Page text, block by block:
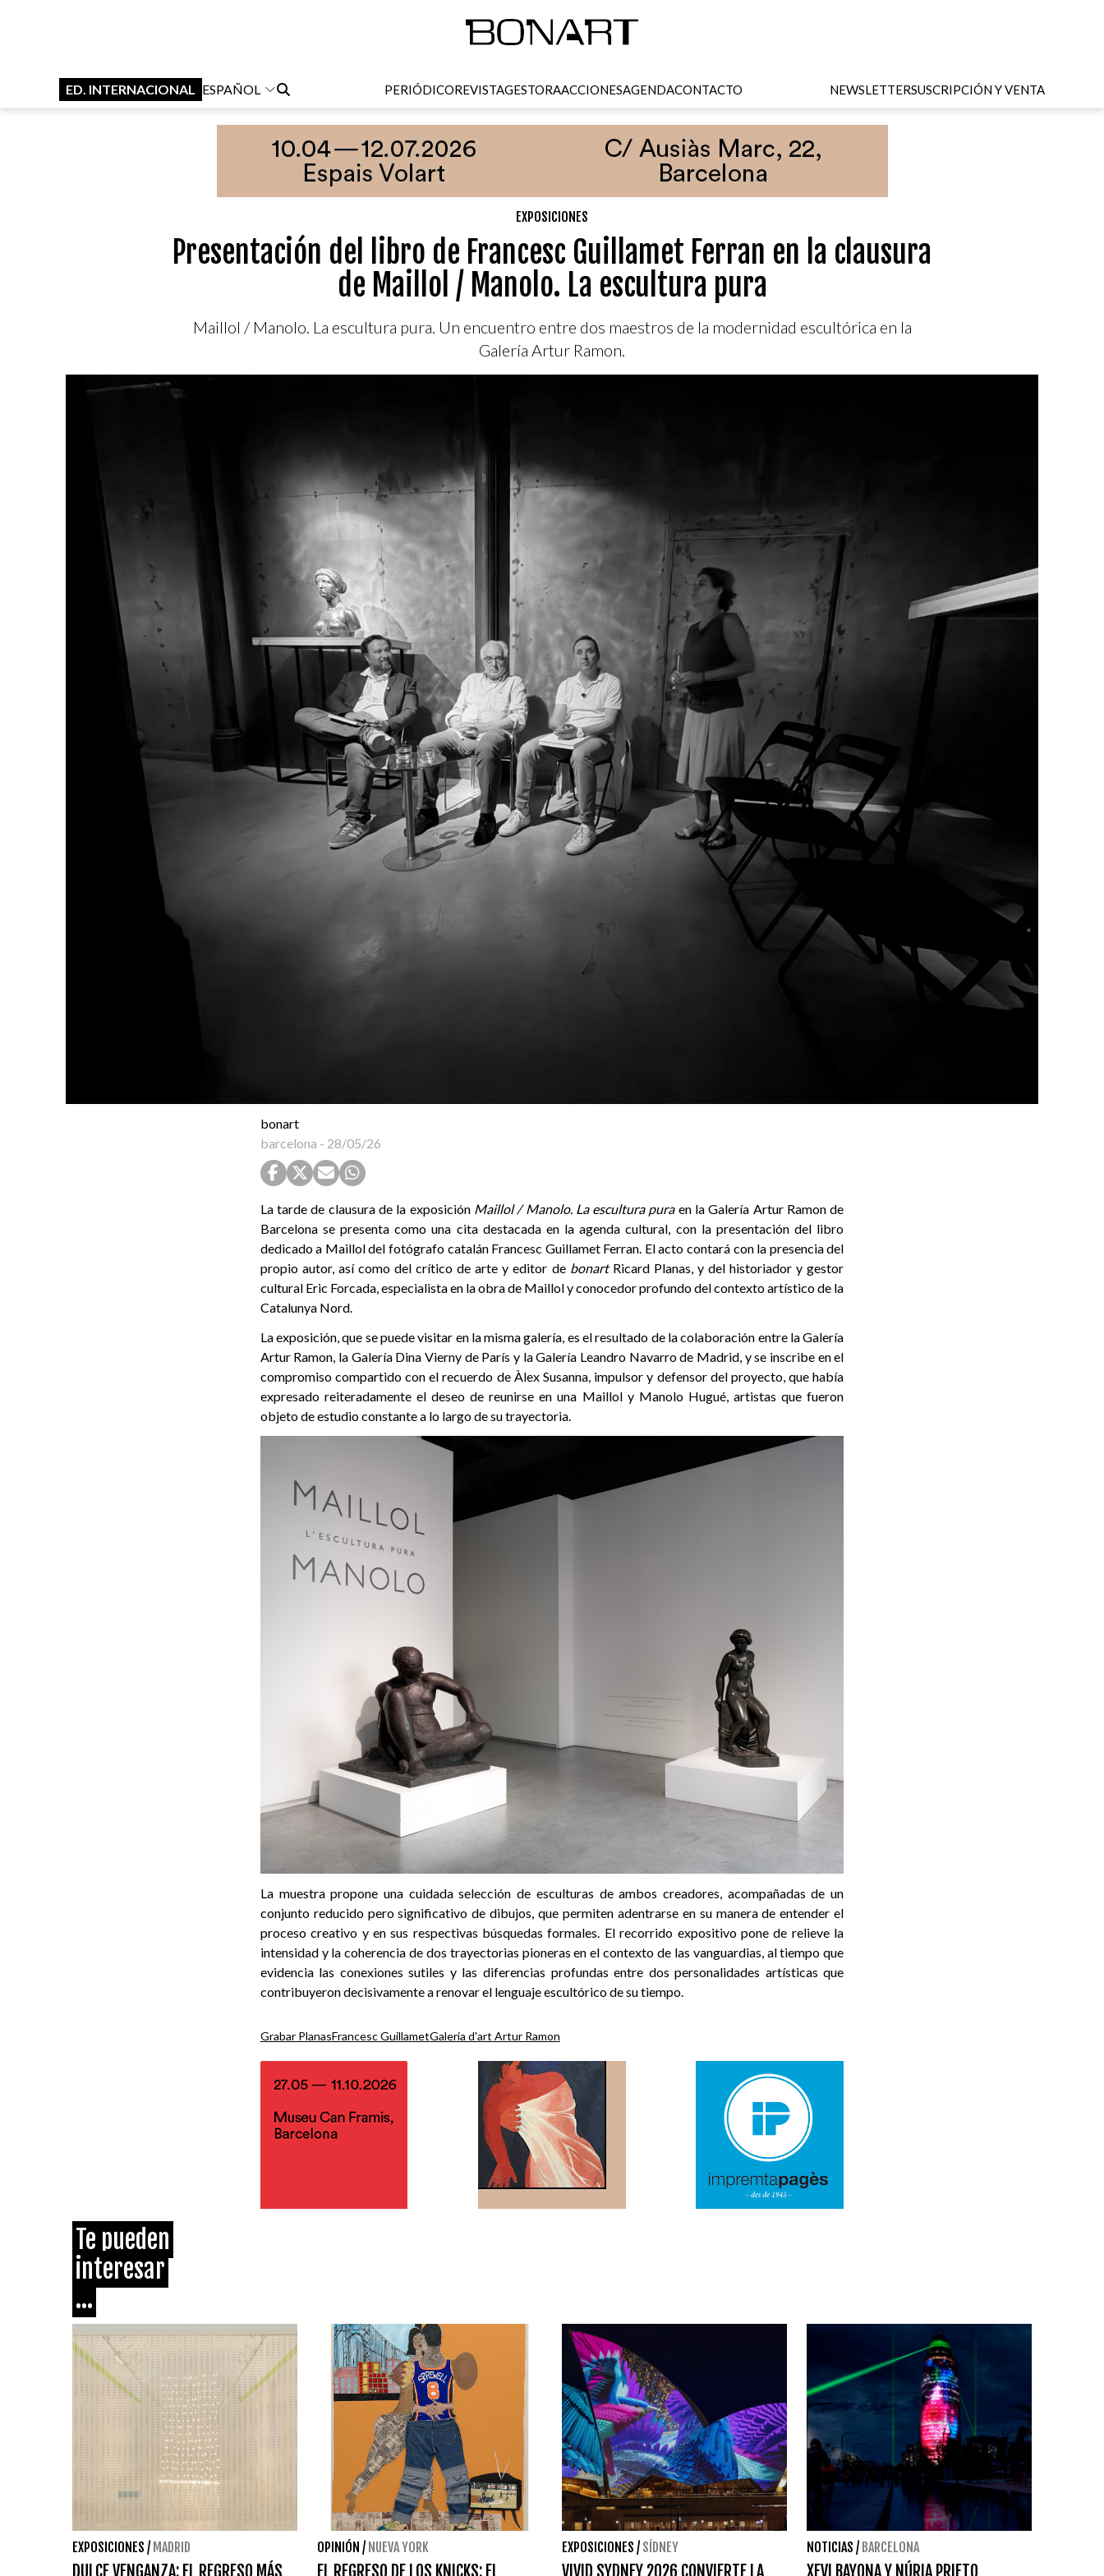
ED. INTERNACIONAL ESPAÑOL PERIÓDICOREVISTAGESTORAACCIONESAGENDACONTACTO NEWSLETTERSUSCRIPCIÓN Y VENTA
EXPOSICIONES
Presentación del libro de Francesc Guillamet Ferran en la clausura
de Maillol / Manolo. La escultura pura
Maillol / Manolo. La escultura pura. Un encuentro entre dos maestros de la modernidad escultórica en la
Galería Artur Ramon.
bonart
barcelona - 28/05/26
La tarde de clausura de la exposición Maillol / Manolo. La escultura puraen la Galería Artur Ramon de
Barcelona se presenta como una cita destacada en la agenda cultural, con la presentación del libro
dedicado a Maillol del fotógrafo catalán Francesc Guillamet Ferran. El acto contará con la presencia del
propio autor, así como del crítico de arte y editor de bonartRicard Planas, y del historiador y gestor
cultural Eric Forcada, especialista en la obra de Maillol y conocedor profundo del contexto artístico de la
Catalunya Nord.
La exposición, que se puede visitar en la misma galería, es el resultado de la colaboración entre la Galería
Artur Ramon, la Galería Dina Vierny de París y la Galería Leandro Navarro de Madrid, y se inscribe en el
compromiso compartido con el recuerdo de Àlex Susanna, impulsor y defensor del proyecto, que había
expresado reiteradamente el deseo de reunirse en una Maillol y Manolo Hugué, artistas que fueron
objeto de estudio constante a lo largo de su trayectoria.
La muestra propone una cuidada selección de esculturas de ambos creadores, acompañadas de un
conjunto reducido pero significativo de dibujos, que permiten adentrarse en su manera de entender el
proceso creativo y en sus respectivas búsquedas formales. El recorrido expositivo pone de relieve la
intensidad y la coherencia de dos trayectorias pioneras en el contexto de las vanguardias, al tiempo que
evidencia las conexiones sutiles y las diferencias profundas entre dos personalidades artísticas que
contribuyeron decisivamente a renovar el lenguaje escultórico de su tiempo.
Grabar PlanasFrancesc GuillametGaleria d'art Artur Ramon
Te pueden
interesar
...
EXPOSICIONES / MADRID
DULCE VENGANZA: EL REGRESO MÁS
OPINIÓN / NUEVA YORK
EL REGRESO DE LOS KNICKS: EL
EXPOSICIONES / SÍDNEY
VIVID SYDNEY 2026 CONVIERTE LA
NOTICIAS / BARCELONA
XEVI BAYONA Y NÚRIA PRIETO